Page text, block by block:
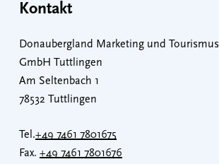
Kontakt
Donaubergland Marketing und Tourismus
GmbH Tuttlingen
Am Seltenbach 1
78532 Tuttlingen
Tel.+49 7461 7801675
Fax. +49 7461 7801676